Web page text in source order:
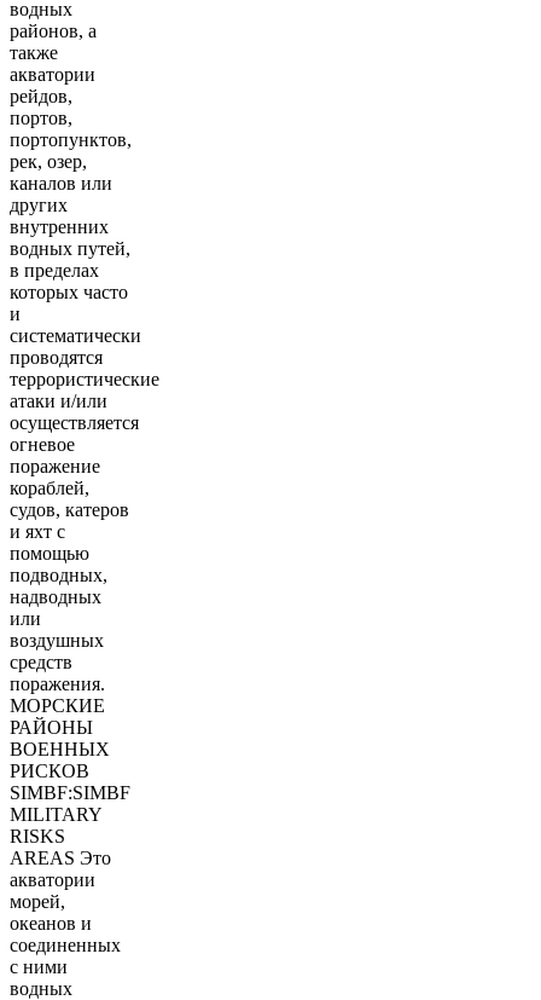
водных
районов, а
также
акватории
рейдов,
портов,
портопунктов,
рек, озер,
каналов или
других
внутренних
водных путей,
в пределах
которых часто
и
систематически
проводятся
террористические
атаки и/или
осуществляется
огневое
поражение
кораблей,
судов, катеров
и яхт с
помощью
подводных,
надводных
или
воздушных
средств
поражения.
МОРСКИЕ
РАЙОНЫ
ВОЕННЫХ
РИСКОВ
SIMBF:SIMBF
MILITARY
RISKS
AREAS Это
акватории
морей,
океанов и
соединенных
с ними
водных